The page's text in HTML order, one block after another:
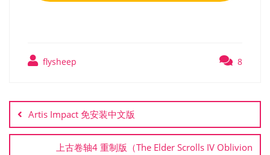
flysheep 8
章
导
航
Artis Impact 免安装中文版
上古卷轴4 重制版（The Elder Scrolls IV Oblivion